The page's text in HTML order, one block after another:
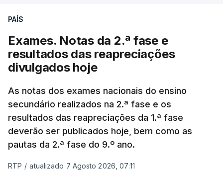
PAÍS
Exames. Notas da 2.ª fase e
resultados das reapreciações
divulgados hoje
As notas dos exames nacionais do ensino
secundário realizados na 2.ª fase e os
resultados das reapreciações da 1.ª fase
deverão ser publicados hoje, bem como as
pautas da 2.ª fase do 9.º ano.
RTP / atualizado 7 Agosto 2026, 07:11